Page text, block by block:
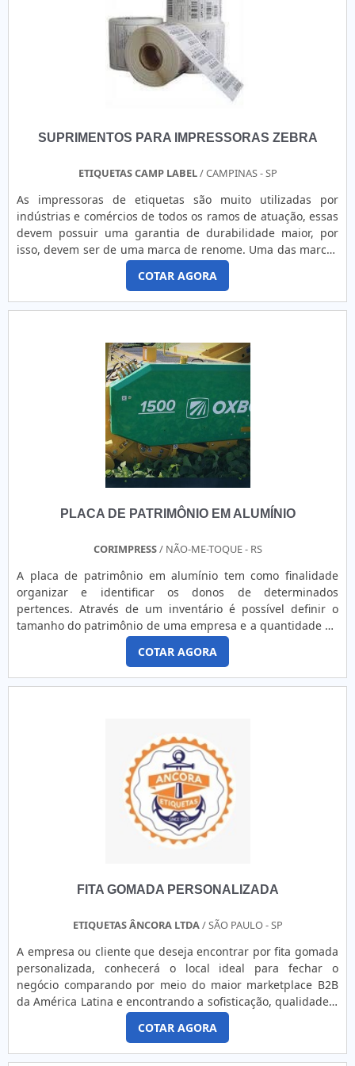
SUPRIMENTOS PARA IMPRESSORAS ZEBRA
ETIQUETAS CAMP LABEL/ CAMPINAS - SP
As impressoras de etiquetas são muito utilizadas por
indústrias e comércios de todos os ramos de atuação, essas
devem possuir uma garantia de durabilidade maior, por
isso, devem ser de uma marca de renome. Uma das marcas
mais conhecidas para a impressão de etiquetas é a Zebra,
que possui um padrão internacional. Quando é feita a
utilização da máquina de impressão dessa marca, é
necessário contar com um fornecedor de suprimentos para
estoque e ainda ofereça a personalização das mesmas.O
PRODUTO OFERECE DIVERSAS VANTAGENSOs suprimentos
afetam diretamente o desempenho da ferramenta por
agregarem valor ao produto final. Esses são indispensáveis
para o funcionamento da impressora, por isso devem vir de
uma empresa qualificada, que forneça os produtos de
acordo com as mais rígidas normas e com um preço
justo.Quando os suprimentos são produzidos por uma
empresa de qualidade, eles devem ser previamente
durabilidade mínima exigida por lei e que esses gerarão
diversos modelos, os mais utilizados são:Etiquetas para
recibo;Ribbon;Etiqueta em papel couchê;Transtérmico.A
MELHOR EMPRESA DE SUPRIMENTOS PARA IMPRESSORAS
ZEBRAPara alcançar o melhor resultado é preciso ter
atenção também ao fornecedor do produto, para se
certificar de que tudo é de ótima procedência e da garantia
de qualidade. A Etiquetas Camp Label é uma fabricante que
atua há 15 anos em todo o Estado de São Paulo oferecendo
COTAR AGORA
PLACA DE PATRIMÔNIO EM ALUMÍNIO
CORIMPRESS/ NÃO-ME-TOQUE - RS
A placa de patrimônio em alumínio tem como finalidade
organizar e identificar os donos de determinados
pertences. Através de um inventário é possível definir o
tamanho do patrimônio de uma empresa e a quantidade de
produtos e peças que existem com aquela marca no
mercado atual.O PRODUTO OFERECE MÁXIMA
SEGURANÇAAlém disso, o produto serve, também, para
descobrir qualquer caso de extravio e pirataria utilizando o
produto garante uma impressão de alta resolução, e é
fabricado em alumínio anodizado, oferecendo alta
resistência com aplicação de resina sobre a impressão,
sendo resistente a fatores
como:Álcool;Intempéries;Temperaturas até 120ºC;Etc.Seu
processo exclusivo permite a impressão de todos os
padrões de código de barras, de logotipos, caracteres
prefeituras, etc.A Corimpress dispões de um espaço físico
fornecendo adesivos industriais, resinados, painéis de
alumínio, adesivos de segurança, envelopamento,
sinalização corporativa, rotulagem e muito soluções que
atendem, também, as necessidades de personalização de
ambientes corporativos nos segmentos comercial,
gastronômico, hospitalar, de serviços e eventos.EMPRESA DE
Placa de patrimônio em alumínioCom know-how adquirido
em mais de 30 anos de experiência, investindo em produtos
COTAR AGORA
FITA GOMADA PERSONALIZADA
ETIQUETAS ÂNCORA LTDA/ SÃO PAULO - SP
A empresa ou cliente que deseja encontrar por fita gomada
personalizada, conhecerá o local ideal para fechar o
negócio comparando por meio do maior marketplace B2B
da América Latina e encontrando a sofisticação, qualidade e
preço justo em um só lugar.Quando o tema é fita gomada
personalizada, com a Etiquetas Âncora poderá encontrar
excelente custo-benefício com satisfação das necessidades
COTAR AGORA